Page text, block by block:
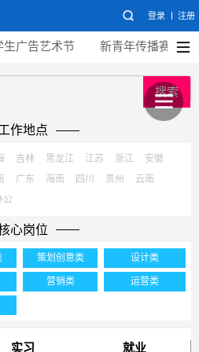
登录 注册
生广告艺术节 新青年传播赛
搜索
作地点
吉林 黑龙江 江苏 浙江
安徽
广东 海南 四川 贵州
云南
公
心岗位
策划创意类 设计类
营销类 运营类
实习 就业